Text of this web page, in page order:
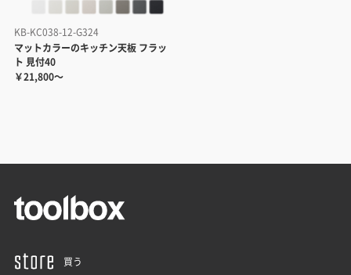
KB-KC038-12-G324
マットカラーのキッチン天板 フラッ
ト 見付40
￥21,800～
買う